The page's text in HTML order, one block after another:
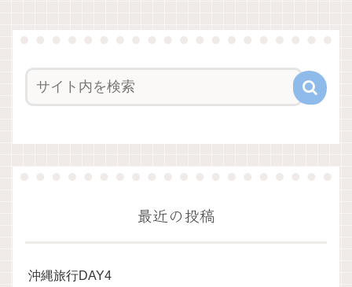
最近の投稿
沖縄旅行DAY4